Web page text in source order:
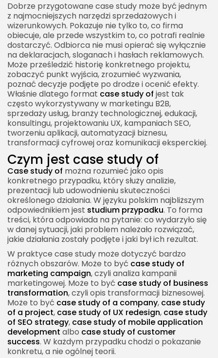
Dobrze przygotowane case study może być jednym
z najmocniejszych narzędzi sprzedażowych i
wizerunkowych. Pokazuje nie tylko to, co firma
obiecuje, ale przede wszystkim to, co potrafi realnie
dostarczyć. Odbiorca nie musi opierać się wyłącznie
na deklaracjach, sloganach i hasłach reklamowych.
Może prześledzić historię konkretnego projektu,
zobaczyć punkt wyjścia, zrozumieć wyzwania,
poznać decyzje podjęte po drodze i ocenić efekty.
Właśnie dlatego format case study of jest tak
często wykorzystywany w marketingu B2B,
sprzedaży usług, branży technologicznej, edukacji,
konsultingu, projektowaniu UX, kampaniach SEO,
tworzeniu aplikacji, automatyzacji biznesu,
transformacji cyfrowej oraz komunikacji eksperckiej.
Czym jest case study of
Case study of można rozumieć jako opis
konkretnego przypadku, który służy analizie,
prezentacji lub udowodnieniu skuteczności
określonego działania. W języku polskim najbliższym
odpowiednikiem jest studium przypadku. To forma
treści, która odpowiada na pytanie: co wydarzyło się
w danej sytuacji, jaki problem należało rozwiązać,
jakie działania zostały podjęte i jaki był ich rezultat.
W praktyce case study może dotyczyć bardzo
różnych obszarów. Może to być case study of
marketing campaign, czyli analiza kampanii
marketingowej. Może to być case study of business
transformation, czyli opis transformacji biznesowej.
Może to być case study of a company, case study
of a project, case study of UX redesign, case study
of SEO strategy, case study of mobile application
development albo case study of customer
success. W każdym przypadku chodzi o pokazanie
konkretu, a nie ogólnej teorii.
Rozwijanie myślenia krytycznego
Case study of w projektowaniu UX
Pokazywanie procesu projektowego
Różnica między portfolio a case study
Case study of w SEO
Jak wygląda case study SEO
Case study SEO jako materiał sprzedażowy
Case study of w social media marketingu
Analiza kampanii społecznościowej
Wnioski ważniejsze niż same liczby
Case study of w e-commerce
Poprawa konwersji
Znaczenie danych
Case study of w tworzeniu aplikacji
Od problemu do produktu
Technologie w case study
Case study of w automatyzacji biznesu
Pokazywanie oszczędności czasu
Efekt organizacyjny
Case study of w budowaniu marki
Storytelling i zaufanie
Pokazywanie specjalizacji